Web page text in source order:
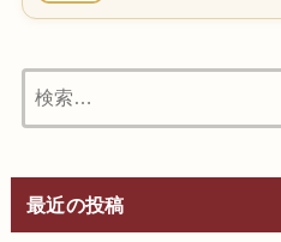
最近の投稿